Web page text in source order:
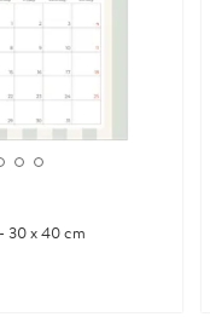
30 x 40 cm